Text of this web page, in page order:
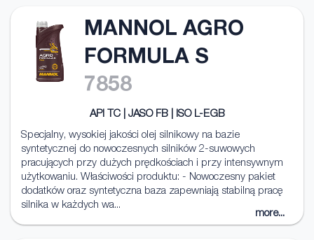
MANNOL AGRO
FORMULA S
7858
API TC | JASO FB | ISO L-EGB
Specjalny, wysokiej jakości olej silnikowy na bazie
syntetycznej do nowoczesnych silników 2-suwowych
pracujących przy dużych prędkościach i przy intensywnym
użytkowaniu. Właściwości produktu: - Nowoczesny pakiet
dodatków oraz syntetyczna baza zapewniają stabilną pracę
silnika w każdych wa...
more...